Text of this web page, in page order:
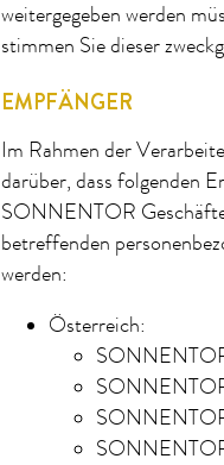
weitergegeben werden
stimmen Sie dieser
EMPFÄNGER
Im Rahmen der
darüber, dass folgenden
SONNENTOR
betreffenden
werden:
Österreich: